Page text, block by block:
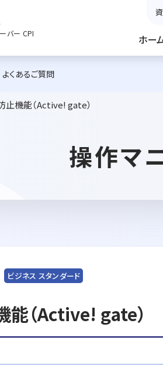
バー CPI
ホー
よくあるご質問
止機能（Active! gate）
操作マ
ビジネス スタンダード
（Active! gate）